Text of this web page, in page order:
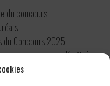
du concours
du Concours 2025
contemporaine – Kryštof